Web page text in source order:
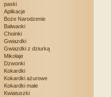
paski
Aplikacje
Boże Narodzenie
Bałwanki
Choinki
Gwiazdki
Gwiazdki z dziurką
Mikołaje
Dzwonki
Kokardki
Kokardki ażurowe
Kokardki małe
Kwiatuszki